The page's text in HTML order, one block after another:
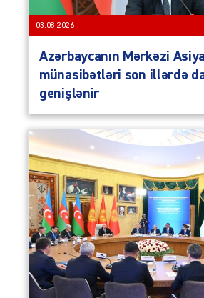
03.08.2026
Azərbaycanın Mərkəzi
münasibətləri son illərdə
genişlənir